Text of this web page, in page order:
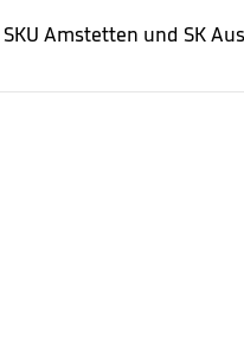
Amstetten und SK